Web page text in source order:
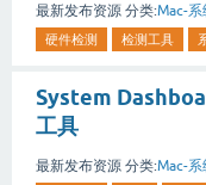
最新发布资源 分类:Mac-
硬件检测 检测工具
System
工具
最新发布资源 分类:Mac-